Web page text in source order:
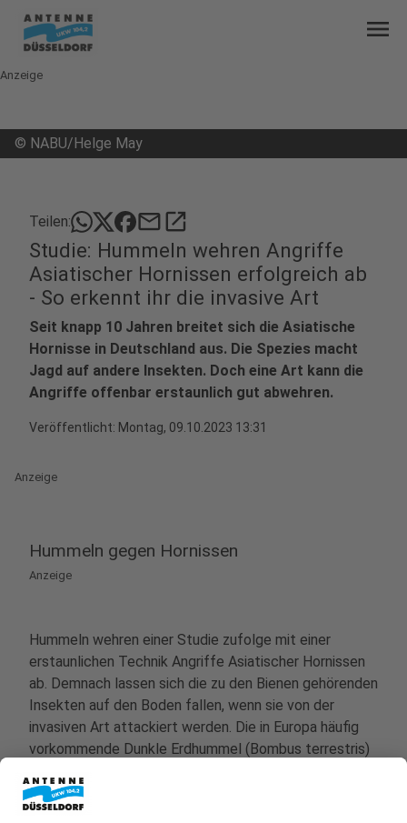
menu
Anzeige
© NABU/Helge May
Teilen: mailopen_in_new
Studie: Hummeln wehren Angriffe
Asiatischer Hornissen erfolgreich ab
- So erkennt ihr die invasive Art
Seit knapp 10 Jahren breitet sich die Asiatische
Hornisse in Deutschland aus. Die Spezies macht
Jagd auf andere Insekten. Doch eine Art kann die
Angriffe offenbar erstaunlich gut abwehren.
Veröffentlicht: Montag, 09.10.2023 13:31
Anzeige
Hummeln gegen Hornissen
Anzeige
Hummeln wehren einer Studie zufolge mit einer
erstaunlichen Technik Angriffe Asiatischer Hornissen
ab. Demnach lassen sich die zu den Bienen gehörenden
Insekten auf den Boden fallen, wenn sie von der
invasiven Art attackiert werden. Die in Europa häufig
vorkommende Dunkle Erdhummel (Bombus terrestris)
Hornisse befreien, oder sie nutze ihren Stachel, um die
Hornisse (Vespa velutina) abzuwehren, wie die